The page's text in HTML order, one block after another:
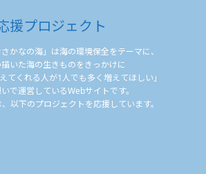
援プロジェクト
さかなの海」は海の環境保全をテーマに、
描いた海の生きものをきっかけに
てくれる人が1人でも多く増えてほしい」
で運営しているWebサイトです。
以下のプロジェクトを応援しています。